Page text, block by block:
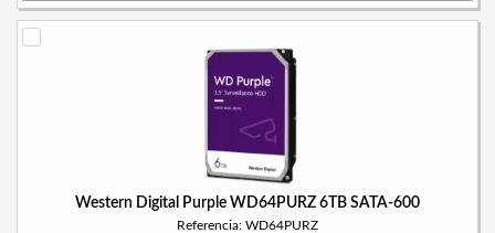
Western Digital Purple WD64PURZ 6TB SATA-600
Referencia: WD64PURZ